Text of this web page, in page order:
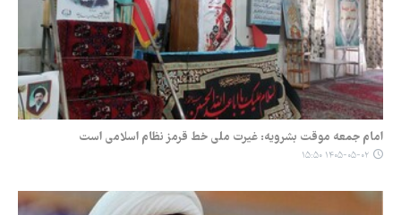
امام جمعه موقت بشرویه: غیرت ملی خط قرمز نظام اسلامی است
۱۴۰۵-۰۵-۰۲ ۱۵:۵۰